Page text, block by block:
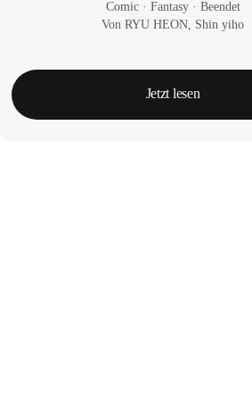
Comic · Fantasy · Beendet
Von RYU HEON, Shin yiho
Jetzt lesen